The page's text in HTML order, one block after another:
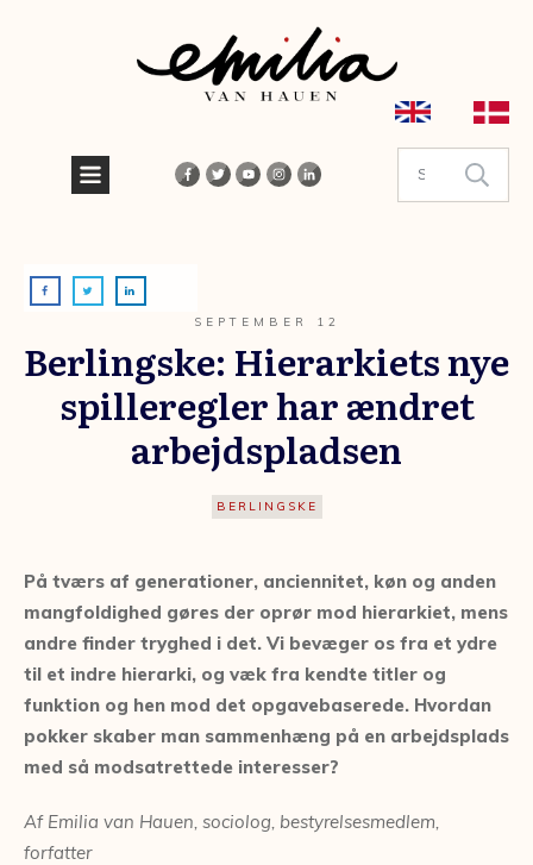
SEPTEMBER 12
Berlingske: Hierarkiets nye
spilleregler har ændret
arbejdspladsen
BERLINGSKE
På tværs af generationer, anciennitet, køn og anden
mangfoldighed gøres der oprør mod hierarkiet, mens
andre finder tryghed i det. Vi bevæger os fra et ydre
til et indre hierarki, og væk fra kendte titler og
funktion og hen mod det opgavebaserede. Hvordan
pokker skaber man sammenhæng på en arbejdsplads
med så modsatrettede interesser?
Af Emilia van Hauen, sociolog, bestyrelsesmedlem,
forfatter